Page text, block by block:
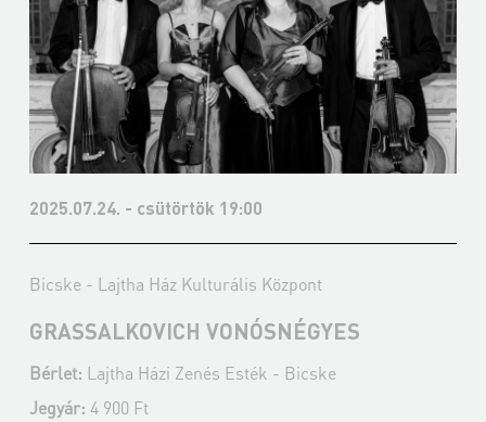
2025.07.24. - csütörtök 19:00
Bicske - Lajtha Ház Kulturális Központ
GRASSALKOVICH VONÓSNÉGYES
Bérlet: Lajtha Házi Zenés Esték - Bicske
Jegyár: 4 900 Ft